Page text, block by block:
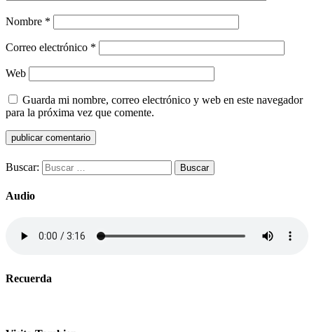
Nombre *
Correo electrónico *
Web
Guarda mi nombre, correo electrónico y web en este navegador
para la próxima vez que comente.
Buscar:
Audio
Recuerda